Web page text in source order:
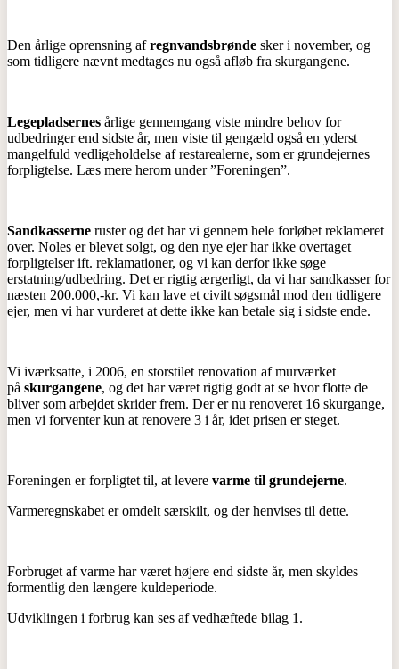
Den årlige oprensning afregnvandsbrønde sker i november, og
som tidligere nævnt medtages nu også afløb fra skurgangene.
Legepladsernes årlige gennemgang viste mindre behov for
udbedringer end sidste år, men viste til gengæld også en yderst
mangelfuld vedligeholdelse af restarealerne, som er grundejernes
forpligtelse. Læs mere herom under ”Foreningen”.
Sandkasserne ruster og det har vi gennem hele forløbet reklameret
over. Noles er blevet solgt, og den nye ejer har ikke overtaget
forpligtelser ift. reklamationer, og vi kan derfor ikke søge
erstatning/udbedring. Det er rigtig ærgerligt, da vi har sandkasser for
næsten 200.000,-kr. Vi kan lave et civilt søgsmål mod den tidligere
ejer, men vi har vurderet at dette ikke kan betale sig i sidste ende.
Vi iværksatte, i 2006, en storstilet renovation af murværket
på skurgangene, og det har været rigtig godt at se hvor flotte de
bliver som arbejdet skrider frem. Der er nu renoveret 16 skurgange,
men vi forventer kun at renovere 3 i år, idet prisen er steget.
Foreningen er forpligtet til, at levere varme til grundejerne.
Varmeregnskabet er omdelt særskilt, og der henvises til dette.
Forbruget af varme har været højere end sidste år, men skyldes
formentlig den længere kuldeperiode.
Udviklingen i forbrug kan ses af vedhæftede bilag 1.